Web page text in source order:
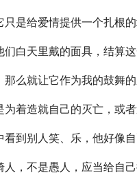
是给爱情提供一个扎根
白天里戴的面具，结算
么就让它作为我的鼓舞
着造就自己的灭亡，或
到别人笑、乐，他好像
，不是愚人，应当给自